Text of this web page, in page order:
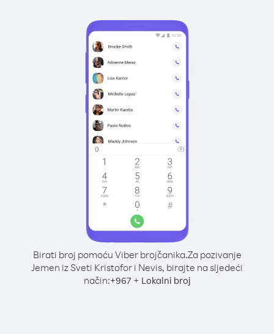
Birati broj pomoću Viber brojčanika.Za pozivanje
Jemen iz Sveti Kristofor i Nevis, birajte na sljedeći
način:+967+ Lokalni broj